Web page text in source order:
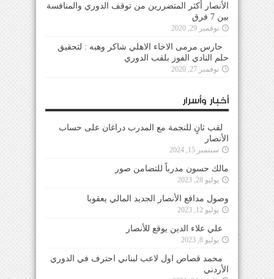
الأنصار أكثر المتضررين من توقف الدوري والمنافسة
بين 7 فرق
نوفمبر 29, 2020
حارس مرمى الاخاء الاهلي شاكر وهبه : لتحقيق
حلم النادي الفوز بلقب الدوري
نوفمبر 27, 2020
أخبار وأسرار
لقب ثانٍ للنجمة مع المدرب دراغان على حساب
الأنصار
سبتمبر 15, 2024
مالك حسون مدرباً للتضامن صور
يوليو 28, 2023
وصول مدافع الأنصار الجديد المالي يعقوبا
يوليو 12, 2023
علي علاء الدين يوقع للأنصار
يوليو 8, 2023
محمد قصاص اول لاعب لبناني احترف في الدوري
الأردني